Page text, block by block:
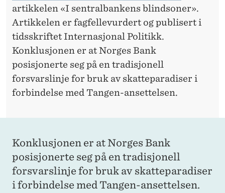
artikkelen «I sentralbankens blindsoner».
Artikkelen er fagfellevurdert og publisert i
tidsskriftet Internasjonal Politikk.
Konklusjonen er at Norges Bank
posisjonerte seg på en tradisjonell
forsvarslinje for bruk av skatteparadiser i
forbindelse med Tangen-ansettelsen.
Konklusjonen er at Norges Bank
posisjonerte seg på en tradisjonell
forsvarslinje for bruk av skatteparadiser
i forbindelse med Tangen-ansettelsen.